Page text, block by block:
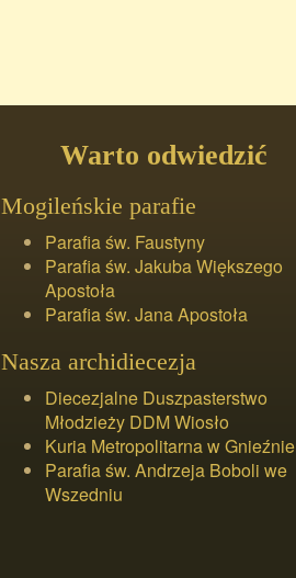
Warto odwiedzić
Mogileńskie parafie
Parafia św. Faustyny
Parafia św. Jakuba Większego
Apostoła
Parafia św. Jana Apostoła
Nasza archidiecezja
Diecezjalne Duszpasterstwo
Młodzieży DDM Wiosło
Kuria Metropolitarna w Gnieźnie
Parafia św. Andrzeja Boboli we
Wszedniu